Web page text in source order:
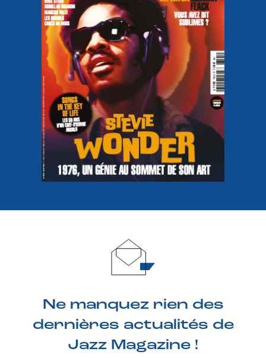
Ne manquez rien des
dernières actualités de
Jazz Magazine !